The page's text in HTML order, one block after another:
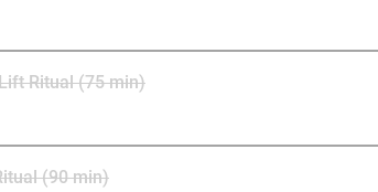
Ritual (75 min)
(90 min)